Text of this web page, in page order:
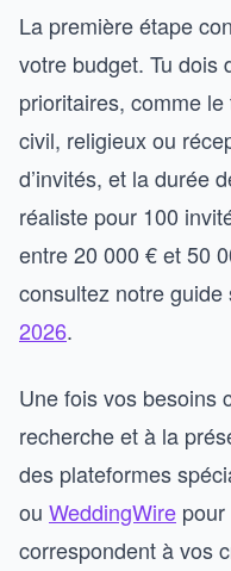
La première étape
votre budget. Tu dois
prioritaires, comme
civil, religieux ou
d’invités, et la durée
réaliste pour 100
entre 20 000 € et 50
consultez notre guide
2026.
Une fois vos besoins
recherche et à la
des plateformes
ou WeddingWire
correspondent à vos